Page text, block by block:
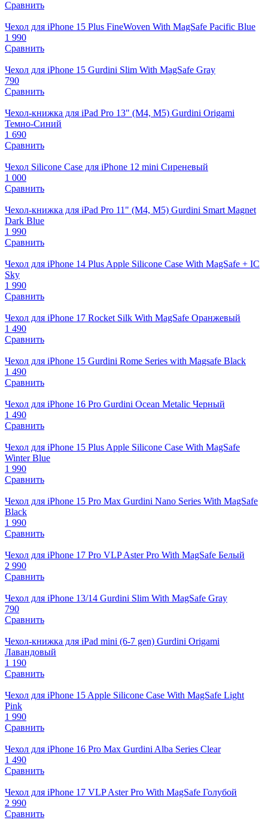
Сравнить
Чехол для iPhone 15 Plus FineWoven With MagSafe Pacific Blue
1 990
Сравнить
Чехол для iPhone 15 Gurdini Slim With MagSafe Gray
790
Сравнить
Чехол-книжка для iPad Pro 13" (M4, M5) Gurdini Origami
Темно-Синий
1 690
Сравнить
Чехол Silicone Case для iPhone 12 mini Сиреневый
1 000
Сравнить
Чехол-книжка для iPad Pro 11" (M4, M5) Gurdini Smart Magnet
Dark Blue
1 990
Сравнить
Чехол для iPhone 14 Plus Apple Silicone Case With MagSafe + IC
Sky
1 990
Сравнить
Чехол для iPhone 17 Rocket Silk With MagSafe Оранжевый
1 490
Сравнить
Чехол для iPhone 15 Gurdini Rome Series with Magsafe Black
1 490
Сравнить
Чехол для iPhone 16 Pro Gurdini Ocean Metalic Черный
1 490
Сравнить
Чехол для iPhone 15 Plus Apple Silicone Case With MagSafe
Winter Blue
1 990
Сравнить
Чехол для iPhone 15 Pro Max Gurdini Nano Series With MagSafe
Black
1 990
Сравнить
Чехол для iPhone 17 Pro VLP Aster Pro With MagSafe Белый
2 990
Сравнить
Чехол для iPhone 13/14 Gurdini Slim With MagSafe Gray
790
Сравнить
Чехол-книжка для iPad mini (6-7 gen) Gurdini Origami
Лавандовый
1 190
Сравнить
Чехол для iPhone 15 Apple Silicone Case With MagSafe Light
Pink
1 990
Сравнить
Чехол для iPhone 16 Pro Max Gurdini Alba Series Clear
1 490
Сравнить
Чехол для iPhone 17 VLP Aster Pro With MagSafe Голубой
2 990
Сравнить